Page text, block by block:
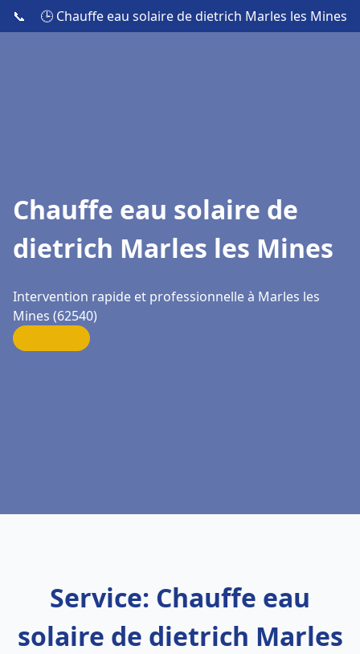
📞 🕒 Chauffe eau solaire de dietrich Marles les Mines
Chauffe eau solaire de
dietrich Marles les Mines
Intervention rapide et professionnelle à Marles les
Mines (62540)
Service: Chauffe eau
solaire de dietrich Marles